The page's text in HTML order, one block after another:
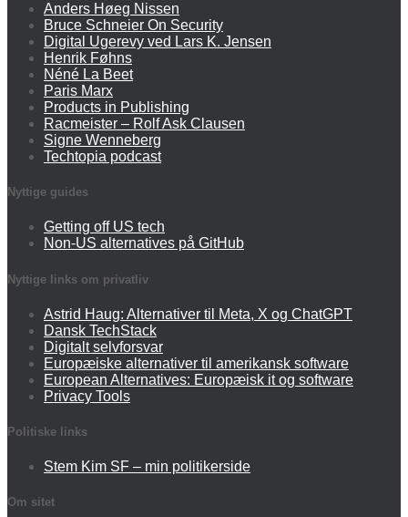
Anders Høeg Nissen
Bruce Schneier On Security
Digital Ugerevy ved Lars K. Jensen
Henrik Føhns
Néné La Beet
Paris Marx
Products in Publishing
Racmeister – Rolf Ask Clausen
Signe Wenneberg
Techtopia podcast
Nyttige guides
Getting off US tech
Non-US alternatives på GitHub
Nyttige links om privatliv
Astrid Haug: Alternativer til Meta, X og ChatGPT
Dansk TechStack
Digitalt selvforsvar
Europæiske alternativer til amerikansk software
European Alternatives: Europæisk it og software
Privacy Tools
Politiske links
Stem Kim SF – min politikerside
Om sitet